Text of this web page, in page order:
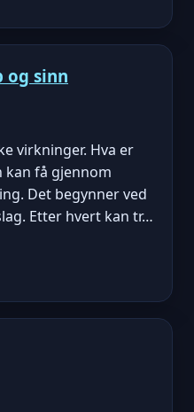
og sinn
virkninger. Hva er
kan få gjennom
Det begynner ved
Etter hvert kan tr…